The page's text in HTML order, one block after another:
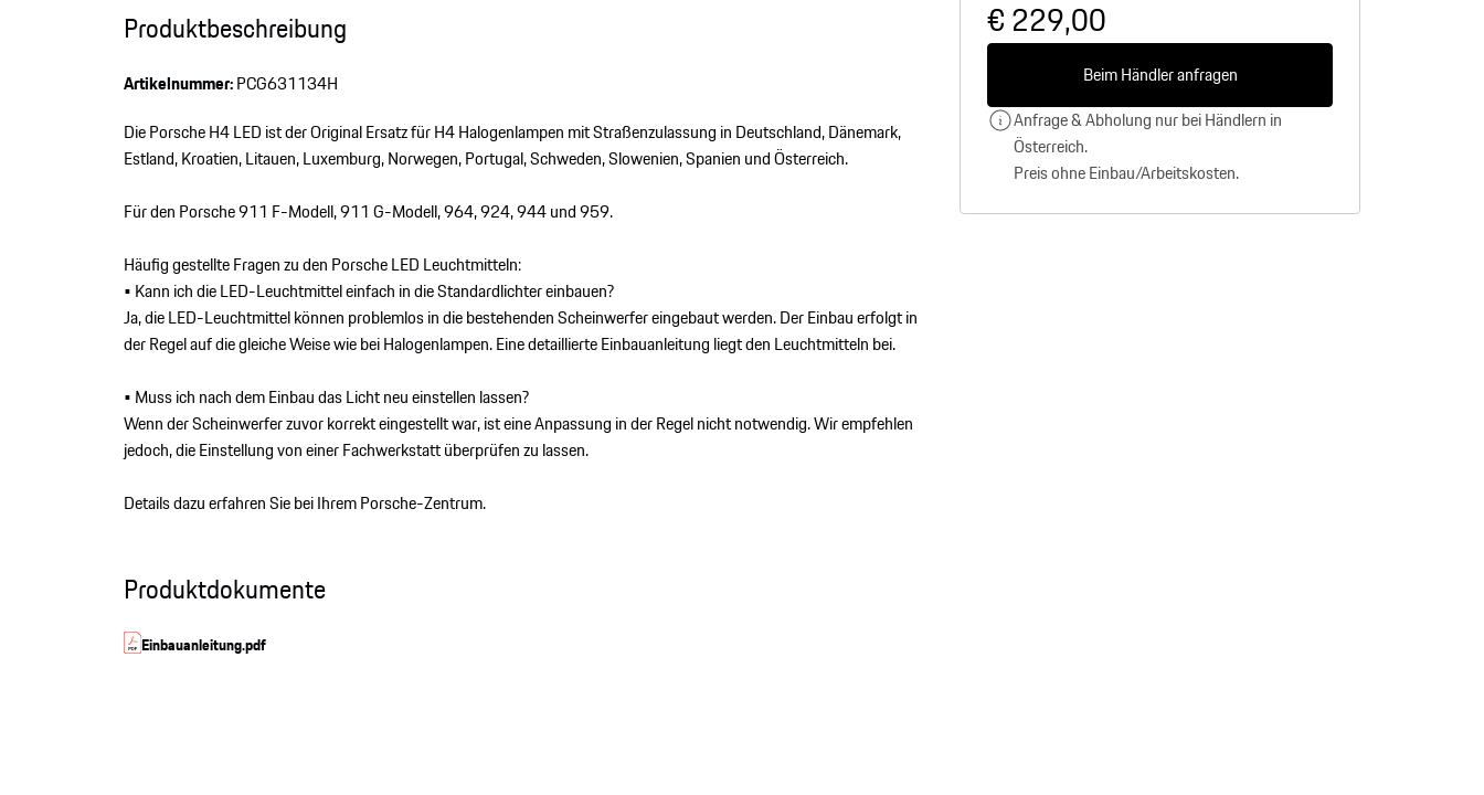
Produktbeschreibung
Artikelnummer:PCG631134H
Die Porsche H4 LED ist der Original Ersatz für H4 Halogenlampen mit Straßenzulassung in Deutschland, Dänemark,
Estland, Kroatien, Litauen, Luxemburg, Norwegen, Portugal, Schweden, Slowenien, Spanien und Österreich.
Für den Porsche 911 F-Modell, 911 G-Modell, 964, 924, 944 und 959.
Häufig gestellte Fragen zu den Porsche LED Leuchtmitteln:
• Kann ich die LED-Leuchtmittel einfach in die Standardlichter einbauen?
Ja, die LED-Leuchtmittel können problemlos in die bestehenden Scheinwerfer eingebaut werden. Der Einbau erfolgt in
der Regel auf die gleiche Weise wie bei Halogenlampen. Eine detaillierte Einbauanleitung liegt den Leuchtmitteln bei.
• Muss ich nach dem Einbau das Licht neu einstellen lassen?
Wenn der Scheinwerfer zuvor korrekt eingestellt war, ist eine Anpassung in der Regel nicht notwendig. Wir empfehlen
jedoch, die Einstellung von einer Fachwerkstatt überprüfen zu lassen.
Details dazu erfahren Sie bei Ihrem Porsche-Zentrum.
Produktdokumente
Einbauanleitung.pdf
€ 229,00
Beim Händler anfragen
Anfrage & Abholung nur bei Händlern in
Österreich.
Preis ohne Einbau/Arbeitskosten.